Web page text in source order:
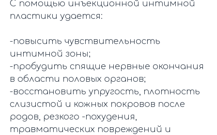
С помощью инъекционной интимной
пластики удается:
-повысить чувствительность
интимной зоны;
-пробудить спящие нервные окончания
в области половых органов;
-восстановить упругость, плотность
слизистой и кожных покровов после
родов, резкого -похудения,
травматических повреждений и